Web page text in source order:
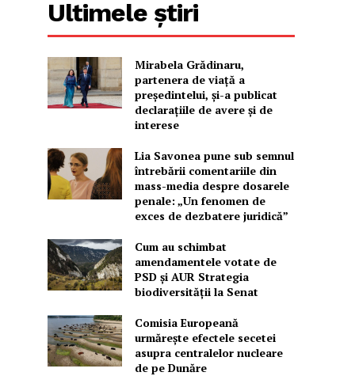
Ultimele știri
Mirabela Grădinaru,
partenera de viață a
președintelui, și-a publicat
declarațiile de avere și de
interese
Lia Savonea pune sub semnul
întrebării comentariile din
mass-media despre dosarele
penale: „Un fenomen de
exces de dezbatere juridică”
Cum au schimbat
amendamentele votate de
PSD și AUR Strategia
biodiversității la Senat
Comisia Europeană
urmărește efectele secetei
asupra centralelor nucleare
de pe Dunăre